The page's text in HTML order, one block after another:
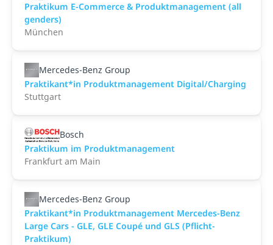
Praktikum E-Commerce & Produktmanagement (all
genders)
München
Mercedes-Benz Group
Praktikant*in Produktmanagement Digital/Charging
Stuttgart
Bosch
Praktikum im Produktmanagement
Frankfurt am Main
Mercedes-Benz Group
Praktikant*in Produktmanagement Mercedes-Benz
Large Cars - GLE, GLE Coupé und GLS (Pflicht-
Praktikum)